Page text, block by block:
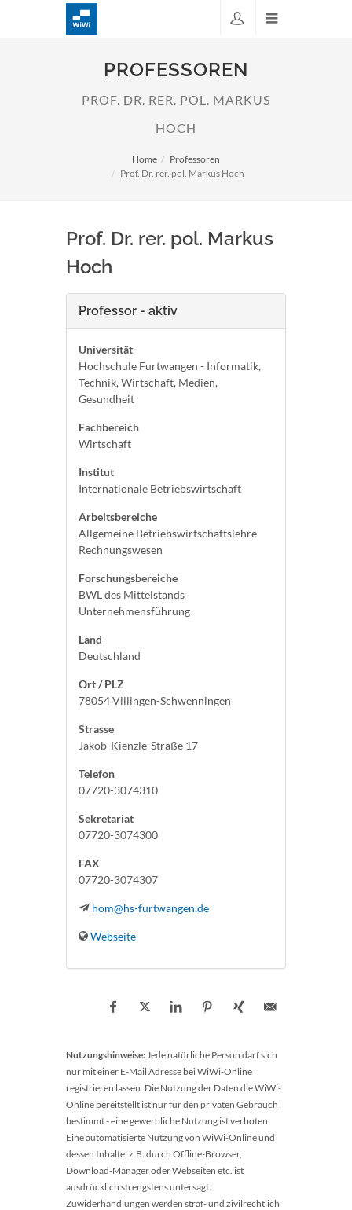
PROFESSOREN
PROF. DR. RER. POL. MARKUS
HOCH
Home
Professoren
Prof. Dr. rer. pol. Markus Hoch
Prof. Dr. rer. pol. Markus
Hoch
Professor - aktiv
Universität
Hochschule Furtwangen - Informatik,
Technik, Wirtschaft, Medien,
Gesundheit
Fachbereich
Wirtschaft
Institut
Internationale Betriebswirtschaft
Arbeitsbereiche
Allgemeine Betriebswirtschaftslehre
Rechnungswesen
Forschungsbereiche
BWL des Mittelstands
Unternehmensführung
Land
Deutschland
Ort / PLZ
78054 Villingen-Schwenningen
Strasse
Jakob-Kienzle-Straße 17
Telefon
07720-3074310
Sekretariat
07720-3074300
FAX
07720-3074307
hom@hs-furtwangen.de
Webseite
Nutzungshinweise:Jede natürliche Person darf sich
nur mit einer E-Mail Adresse bei WiWi-Online
registrieren lassen. Die Nutzung der Daten die WiWi-
Online bereitstellt ist nur für den privaten Gebrauch
bestimmt - eine gewerbliche Nutzung ist verboten.
Eine automatisierte Nutzung von WiWi-Online und
dessen Inhalte, z.B. durch Offline-Browser,
Download-Manager oder Webseiten etc. ist
ausdrücklich strengstens untersagt.
Zuwiderhandlungen werden straf- und zivilrechtlich